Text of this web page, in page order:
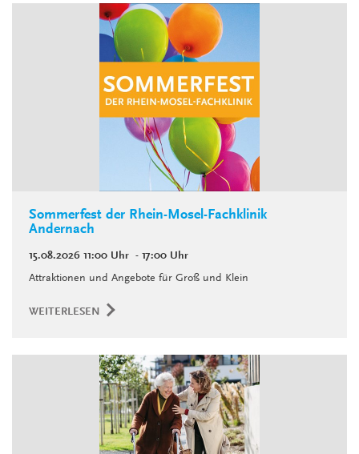
Sommerfest der Rhein-Mosel-Fachklinik
Andernach
15.08.2026 11:00 Uhr - 17:00 Uhr
Attraktionen und Angebote für Groß und Klein
WEITERLESEN